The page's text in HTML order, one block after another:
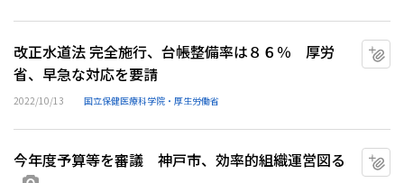
改正水道法 完全施行、台帳整備率は８６％ 厚労
省、早急な対応を要請
2022/10/13 国立保健医療科学院・厚生労働省
今年度予算等を審議 神戸市、効率的組織運営図る